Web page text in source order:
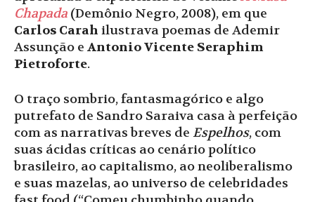
Chapada (Demônio Negro, 2008), em que
Carlos Carah ilustrava poemas de Ademir
Assunção e Antonio Vicente Seraphim
Pietroforte.
O traço sombrio, fantasmagórico e algo
putrefato de Sandro Saraiva casa à perfeição
com as narrativas breves de Espelhos, com
suas ácidas críticas ao cenário político
brasileiro, ao capitalismo, ao neoliberalismo
e suas mazelas, ao universo de celebridades